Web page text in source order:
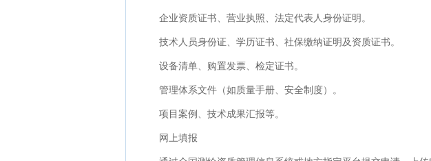
企业资质证书、营业执照、法定代表人身份证明。
技术人员身份证、学历证书、社保缴纳证明及资质证书。
设备清单、购置发票、检定证书。
管理体系文件（如质量手册、安全制度）。
项目案例、技术成果汇报等。
网上填报